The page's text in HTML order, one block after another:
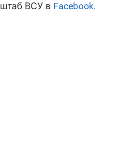
ВСУ в Facebook.